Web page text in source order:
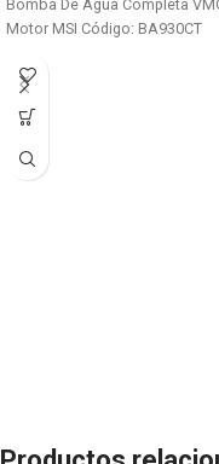
Bomba De Agua Completa
Motor MSI Código: